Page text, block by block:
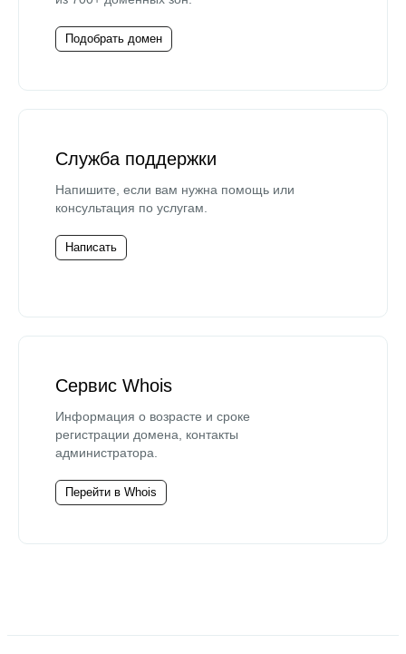
Подобрать домен
Служба поддержки
Напишите, если вам нужна помощь или
консультация по услугам.
Написать
Сервис Whois
Информация о возрасте и сроке
регистрации домена, контакты
администратора.
Перейти в Whois